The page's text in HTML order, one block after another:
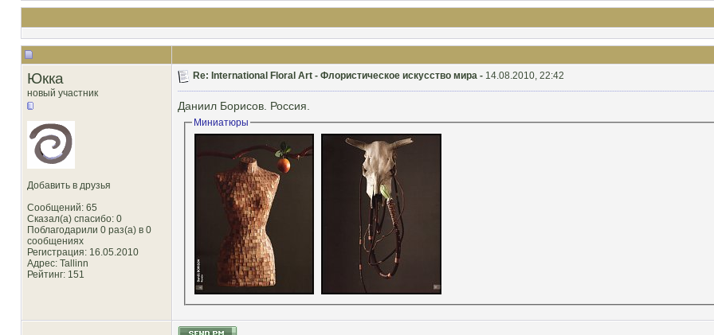
Юкка
новый участник
Добавить в друзья
Сообщений: 65
Сказал(а) спасибо: 0
Поблагодарили 0 раз(а) в 0
сообщениях
Регистрация: 16.05.2010
Адрес: Tallinn
Рейтинг: 151
Re: International Floral Art - Флористическое искусство мира - 14.08.2010, 22:42
Даниил Борисов. Россия.
Миниатюры